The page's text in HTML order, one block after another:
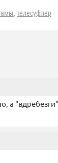
, телесуфлер
а